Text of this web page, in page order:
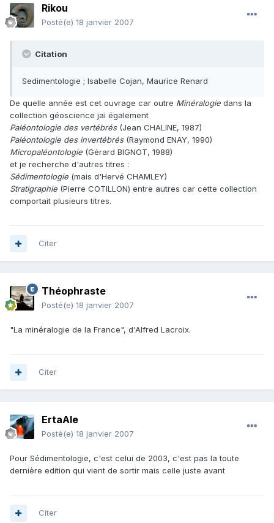
Rikou
Posté(e) 18 janvier 2007
Citation
Sedimentologie ; Isabelle Cojan, Maurice Renard
De quelle année est cet ouvrage car outre Minéralogie dans la
collection géoscience jai également
Paléontologie des vertébrés(Jean CHALINE, 1987)
Paléontologie des invertébrés(Raymond ENAY, 1990)
Micropaléontologie (Gérard BIGNOT, 1988)
et je recherche d'autres titres :
Sédimentologie (mais d'Hervé CHAMLEY)
Stratigraphie (Pierre COTILLON) entre autres car cette collection
comportait plusieurs titres.
Citer
Théophraste
Posté(e) 18 janvier 2007
"La minéralogie de la France", d'Alfred Lacroix.
Citer
ErtaAle
Posté(e) 18 janvier 2007
Pour Sédimentologie, c'est celui de 2003, c'est pas la toute
dernière edition qui vient de sortir mais celle juste avant
Citer